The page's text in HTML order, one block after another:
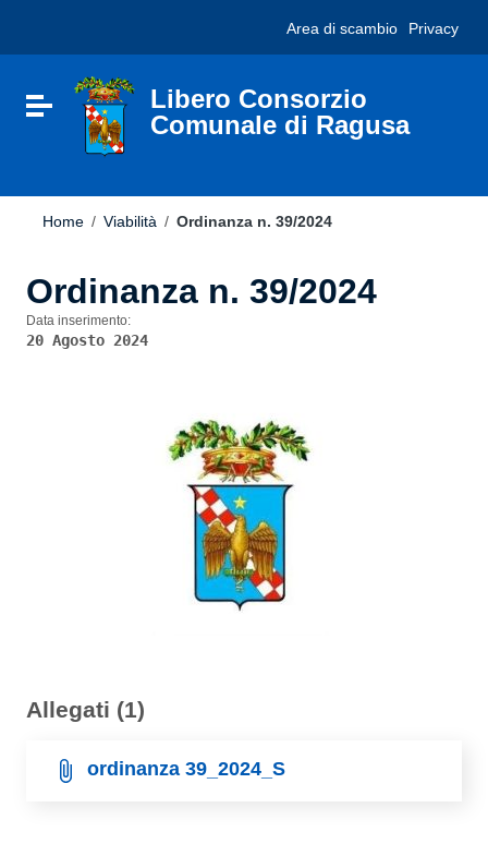
sito
include
Vai al footer
Area di scambio Privacy
Attiva / disattiva la navigazione
Libero Consorzio
Comunale di Ragusa
Home / Viabilità / Ordinanza n. 39/2024
Ordinanza n. 39/2024
Data inserimento:
20 Agosto 2024
Allegati (1)
ordinanza 39_2024_S